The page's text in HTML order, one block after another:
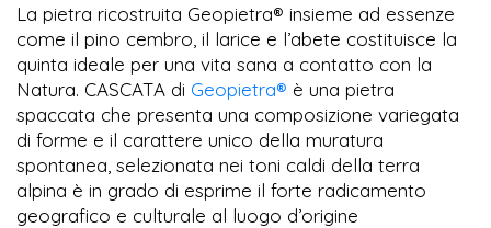
La pietra ricostruita Geopietra® insieme ad essenze
come il pino cembro, il larice e l’abete costituisce la
quinta ideale per una vita sana a contatto con la
Natura. CASCATA di Geopietra® è una pietra
spaccata che presenta una composizione variegata
di forme e il carattere unico della muratura
spontanea, selezionata nei toni caldi della terra
alpina è in grado di esprime il forte radicamento
geografico e culturale al luogo d’origine